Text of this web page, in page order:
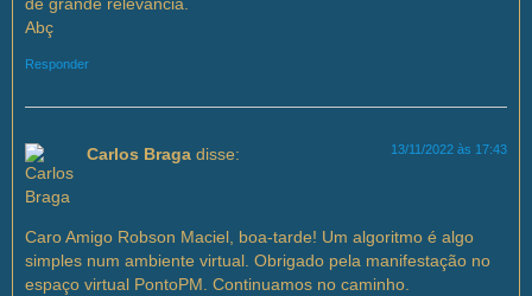
de grande relevância.
Abç
Responder
Carlos Braga disse: 13/11/2022 às 17:43
Caro Amigo Robson Maciel, boa-tarde! Um algoritmo é algo
simples num ambiente virtual. Obrigado pela manifestação no
espaço virtual PontoPM. Continuamos no caminho.